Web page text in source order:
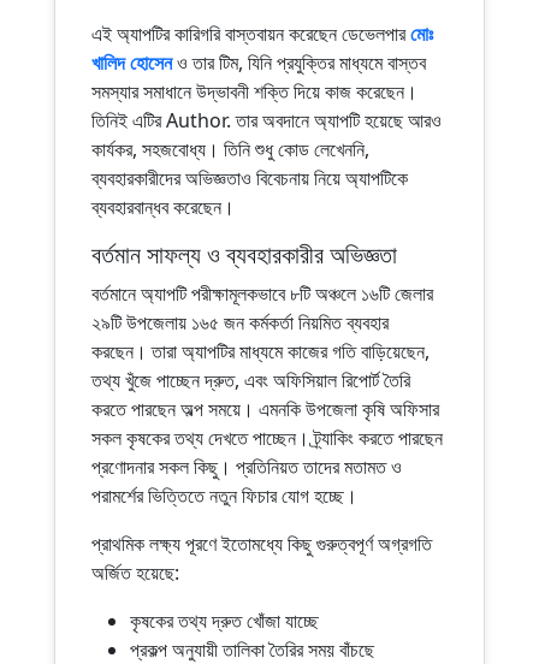
এই অ্যাপটির কারিগরি বাস্তবায়ন করেছেন ডেভেলপারমোঃ
খালিদ হোসেনও তার টিম, যিনি প্রযুক্তির মাধ্যমে বাস্তব
সমস্যার সমাধানে উদ্ভাবনী শক্তি দিয়ে কাজ করেছেন।
তিনিই এটির Author. তার অবদানে অ্যাপটি হয়েছে আরও
কার্যকর, সহজবোধ্য। তিনি শুধু কোড লেখেননি,
ব্যবহারকারীদের অভিজ্ঞতাও বিবেচনায় নিয়ে অ্যাপটিকে
ব্যবহারবান্ধব করেছেন।
বর্তমান সাফল্য ও ব্যবহারকারীর অভিজ্ঞতা
বর্তমানে অ্যাপটি পরীক্ষামূলকভাবে ৮টি অঞ্চলে ১৬টি জেলার
২৯টি উপজেলায় ১৬৫ জন কর্মকর্তা নিয়মিত ব্যবহার
করছেন। তারা অ্যাপটির মাধ্যমে কাজের গতি বাড়িয়েছেন,
তথ্য খুঁজে পাচ্ছেন দ্রুত, এবং অফিসিয়াল রিপোর্ট তৈরি
করতে পারছেন অল্প সময়ে। এমনকি উপজেলা কৃষি অফিসার
সকল কৃষকের তথ্য দেখতে পাচ্ছেন। ট্র্যাকিং করতে পারছেন
প্রণোদনার সকল কিছু। প্রতিনিয়ত তাদের মতামত ও
পরামর্শের ভিত্তিতে নতুন ফিচার যোগ হচ্ছে।
প্রাথমিক লক্ষ্য পূরণে ইতোমধ্যে কিছু গুরুত্বপূর্ণ অগ্রগতি
অর্জিত হয়েছে:
কৃষকের তথ্য দ্রুত খোঁজা যাচ্ছে
প্রকল্প অনুযায়ী তালিকা তৈরির সময় বাঁচছে